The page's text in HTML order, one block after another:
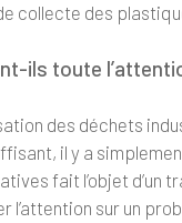
collecte des
ils toute
des déchets
il y a
fait l’objet d’un
l’attention sur un